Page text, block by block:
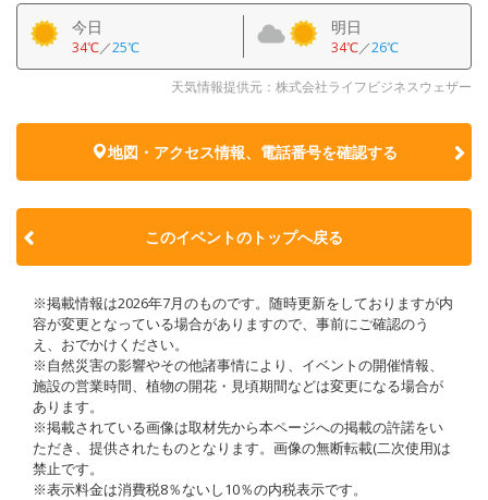
今日
34℃／25℃
明日
34℃／26℃
天気情報提供元：株式会社ライフビジネスウェザー
地図・アクセス情報、電話番号を確認する
このイベントのトップへ戻る
※掲載情報は2026年7月のものです。随時更新をしておりますが内
容が変更となっている場合がありますので、事前にご確認のう
え、おでかけください。
※自然災害の影響やその他諸事情により、イベントの開催情報、
施設の営業時間、植物の開花・見頃期間などは変更になる場合が
あります。
※掲載されている画像は取材先から本ページへの掲載の許諾をい
ただき、提供されたものとなります。画像の無断転載(二次使用)は
禁止です。
※表示料金は消費税8％ないし10％の内税表示です。